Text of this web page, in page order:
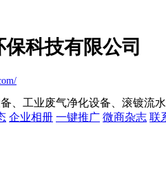
科技有限公司
、工业废气净化设备、滚镀流
企业相册 一键推广 微商杂志 联